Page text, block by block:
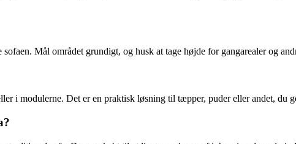
Mål området grundigt, og husk at tage højde for gangarealer og
i modulerne. Det er en praktisk løsning til tæpper, puder eller andet, du